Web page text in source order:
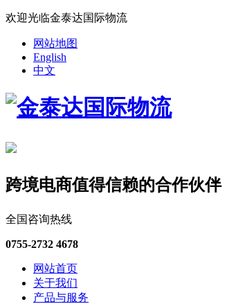
欢迎光临金泰达国际物流
网站地图
English
中文
跨境电商值得信赖的合作伙伴
全国咨询热线
0755-2732 4678
网站首页
关于我们
产品与服务